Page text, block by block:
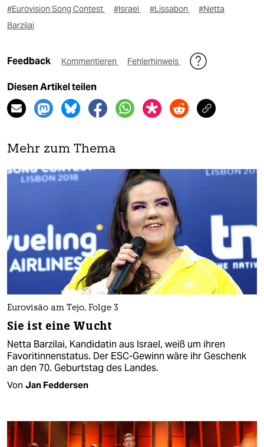
#Eurovision Song Contest #Israel #Lissabon
#Netta
Barzilai
Feedback Kommentieren Fehlerhinweis
Diesen Artikel teilen
Mehr zum Thema
Eurovisão am Tejo, Folge 3
Sie ist eine Wucht
Netta Barzilai, Kandidatin aus Israel, weiß um ihren
Favoritinnenstatus. Der ESC-Gewinn wäre ihr Geschenk
an den 70. Geburtstag des Landes.
Von Jan Feddersen